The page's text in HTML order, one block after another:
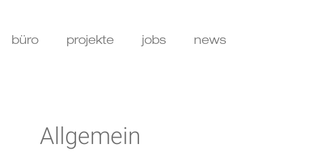
springen
büro projekte jobs news
Allgemein